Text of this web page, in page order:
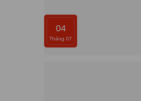
04
Tháng 07